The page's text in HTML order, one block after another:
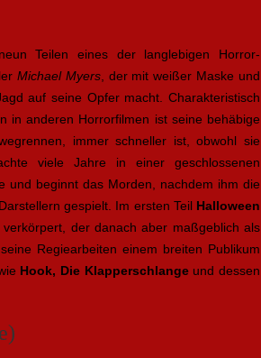
Teilen eines der langlebigen Horror-
Michael Myers, der mit weißer Maske und
auf seine Opfer macht. Charakteristisch
in anderen Horrorfilmen ist seine behäbige
immer schneller ist, obwohl sie
viele Jahre in einer geschlossenen
und beginnt das Morden, nachdem ihm die
gespielt. Im ersten Teil Halloween
verkörpert, der danach aber maßgeblich als
Regiearbeiten einem breiten Publikum
Hook, Die Klapperschlangeund dessen